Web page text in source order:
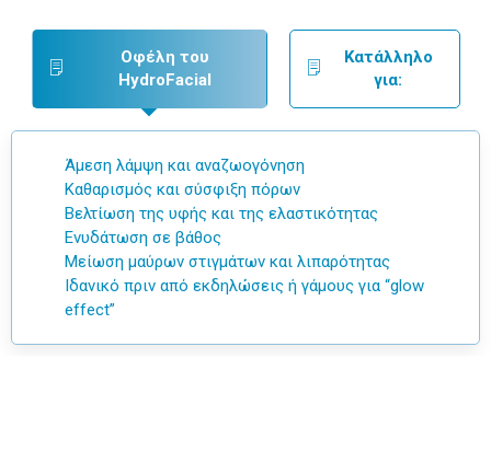
Οφέλη του
HydroFacial
Κατάλληλο
για:
Άμεση λάμψη και αναζωογόνηση
Καθαρισμός και σύσφιξη πόρων
Βελτίωση της υφής και της ελαστικότητας
Ενυδάτωση σε βάθος
Μείωση μαύρων στιγμάτων και λιπαρότητας
Ιδανικό πριν από εκδηλώσεις ή γάμους για “glow
effect”